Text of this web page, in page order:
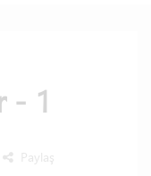
- 1
Paylaş